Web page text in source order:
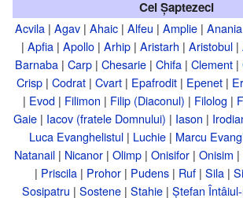
Cei Șaptezeci
Acvila | Agav | Ahaic | Alfeu | Amplie | Anania
| Apfia| Apollo| Arhip| Aristarh | Aristobul|
Barnaba| Carp| Chesarie| Chifa| Clement|
Crisp| Codrat| Cvart| Epafrodit| Epenet|
| Evod | Filimon | Filip (Diaconul) | Filolog |
Gaie | Iacov (fratele Domnului) | Iason |
Luca Evanghelistul| Luchie| Marcu
Natanail | Nicanor | Olimp | Onisifor | Onisim |
| Priscila| Prohor| Pudens| Ruf| Sila|
Sosipatru | Sostene| Stahie| Ștefan